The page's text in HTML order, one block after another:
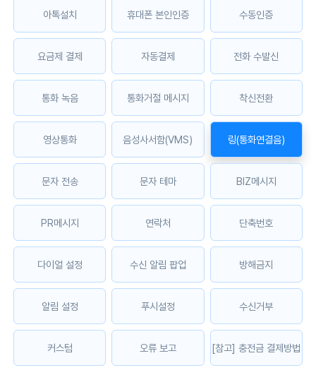
아톡설치 휴대폰 본인인증 수동인증
요금제 결제 자동결제 전화 수발신
통화 녹음 통화거절 메시지 착신전환
영상통화 음성사서함(VMS) 링(통화연결음)
문자 전송 문자 테마 BIZ메시지
PR메시지 연락처 단축번호
다이얼 설정 수신 알림 팝업 방해금지
알림 설정 푸시설정 수신거부
커스텀 오류 보고 [참고] 충전금 결제방법